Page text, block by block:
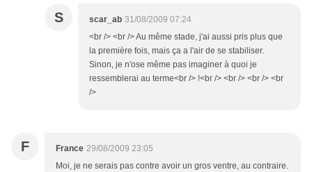
S scar_ab 31/08/2009 07:24
<br /> <br /> Au même stade, j'ai aussi pris plus que
la première fois, mais ça a l'air de se stabiliser.
Sinon, je n'ose même pas imaginer à quoi je
ressemblerai au terme<br /> !<br /> <br /> <br /> <br
/>
F France 29/08/2009 23:05
Moi, je ne serais pas contre avoir un gros ventre, au contraire.